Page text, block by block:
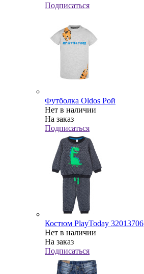
Подписаться
Футболка Oldos Рой
Нет в наличии
На заказ
Подписаться
Костюм PlayToday 32013706
Нет в наличии
На заказ
Подписаться